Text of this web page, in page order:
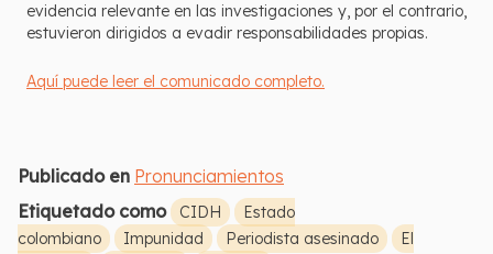
evidencia relevante en las investigaciones y, por el contrario,
estuvieron dirigidos a evadir responsabilidades propias.
Aquí puede leer el comunicado completo.
Publicado en Pronunciamientos
Etiquetado como
CIDH
Estado
colombiano
Impunidad Periodista asesinado
El